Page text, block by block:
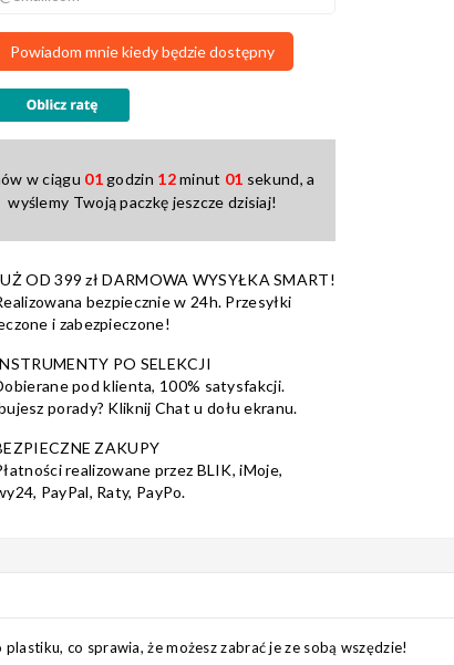
Powiadom mnie kiedy będzie dostępny
w ciągu 01 godzin 12minut 00 sekund, a
wyślemy Twoją paczkę jeszcze dzisiaj!
OD 399 zł DARMOWA WYSYŁKA SMART!
bezpiecznie w 24h. Przesyłki
i zabezpieczone!
PO SELEKCJI
pod klienta, 100% satysfakcji.
porady? Kliknij Chat u dołu ekranu.
ZAKUPY
realizowane przez BLIK, iMoje,
PayPal, Raty, PayPo.
co sprawia, że możesz zabrać je ze sobą wszędzie!